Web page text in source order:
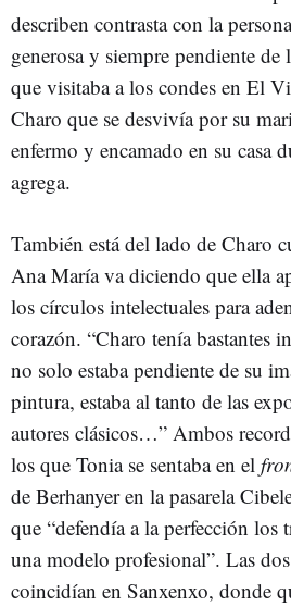
describen contrasta con la
generosa y siempre pendiente de
que visitaba a los condes en El
Charo que se desvivía por su
enfermo y encamado en su casa
agrega.
También está del lado de Charo
Ana María va diciendo que ella
los círculos intelectuales para
corazón. “Charo tenía bastantes
no solo estaba pendiente de su
pintura, estaba al tanto de las
autores clásicos…” Ambos
los que Tonia se sentaba en el
de Berhanyer en la pasarela
que “defendía a la perfección los
una modelo profesional”. Las
coincidían en Sanxenxo, donde